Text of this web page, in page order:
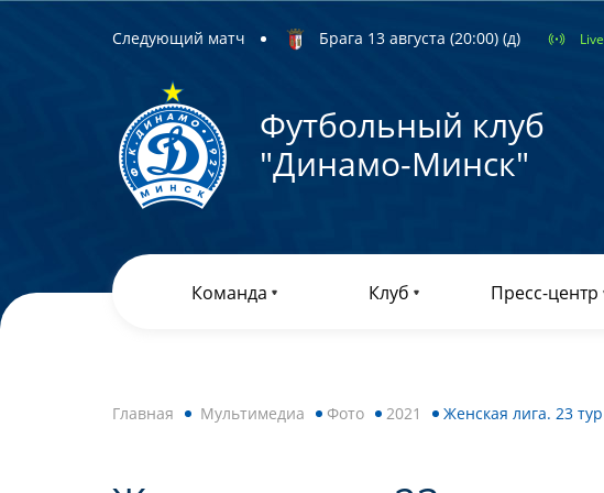
Следующий матч Брага 13 августа (20:00) (д) Live
Футбольный клуб
"Динамо-Минск"
Команда Клуб Пресс-центр
Главная Мультимедиа Фото 2021 Женская лига. 23 тур